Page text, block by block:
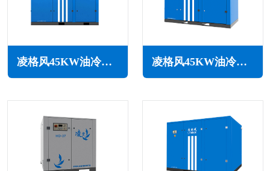
凌格风45KW油冷永磁变频空压机LOH系列 凌格风45KW油冷永磁变频空压机LSH系列